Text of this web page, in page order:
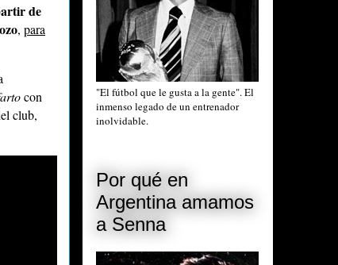
de
, para
con
club,
"El fútbol que le gusta a la gente". El
inmenso legado de un entrenador
inolvidable.
Por qué en
Argentina amamos
a Senna